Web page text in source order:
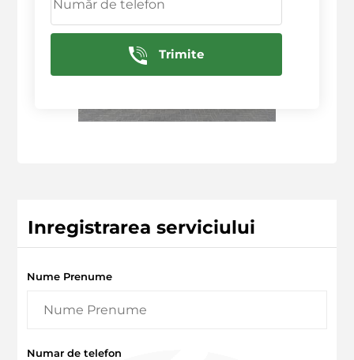
Inregistrarea serviciului
Nume Prenume
Numar de telefon
Trimite